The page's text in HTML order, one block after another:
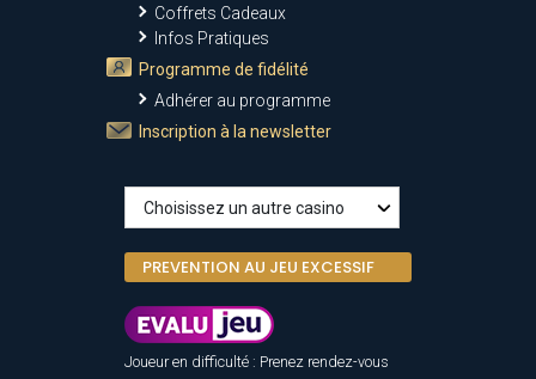
Coffrets Cadeaux
Infos Pratiques
Programme de fidélité
Adhérer au programme
Inscription à la newsletter
PREVENTION AU JEU EXCESSIF
Joueur en difficulté : Prenez rendez-vous